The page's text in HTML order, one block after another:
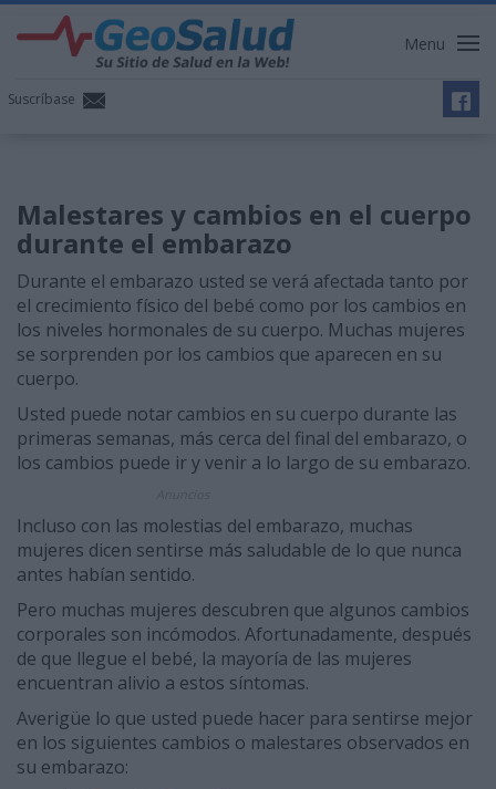
Menu
Suscríbase
Malestares y cambios en el cuerpo
durante el embarazo
Durante el embarazo usted se verá afectada tanto por
el crecimiento físico del bebé como por los cambios en
los niveles hormonales de su cuerpo. Muchas mujeres
se sorprenden por los cambios que aparecen en su
cuerpo.
Usted puede notar cambios en su cuerpo durante las
primeras semanas, más cerca del final del embarazo, o
los cambios puede ir y venir a lo largo de su embarazo.
Incluso con las molestias del embarazo, muchas
mujeres dicen sentirse más saludable de lo que nunca
antes habían sentido.
Pero muchas mujeres descubren que algunos cambios
corporales son incómodos. Afortunadamente, después
de que llegue el bebé, la mayoría de las mujeres
encuentran alivio a estos síntomas.
Averigüe lo que usted puede hacer para sentirse mejor
en los siguientes cambios o malestares observados en
su embarazo: